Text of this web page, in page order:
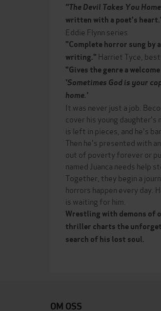
"The Devil Takes You Home
written with a poet's
Eddie Flynn series
"Complete horror sung by
writing." Harriet Tyce,
"Gives the genre a
'Sometimes God is your
home.'
It was never just a job.
cover his young daughter's
is left in pieces, and he's
Then he's presented with
out of poverty forever or
named Juanca needs help
Together, they begin a
horrors happen every day.
is waiting for him.
Wrestling with demons of
thriller charts the
search of his lost soul.
OM OSS